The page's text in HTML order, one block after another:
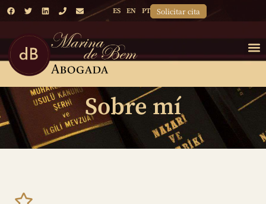
ES EN PT Solicitar cita
Sobre mí